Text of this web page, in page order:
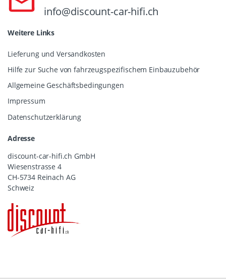
info@discount-car-hifi.ch
Weitere Links
Lieferung und Versandkosten
Hilfe zur Suche von fahrzeugspezifischem Einbauzubehör
Allgemeine Geschäftsbedingungen
Impressum
Datenschutzerklärung
Adresse
discount-car-hifi.ch GmbH
Wiesenstrasse 4
CH-5734 Reinach AG
Schweiz